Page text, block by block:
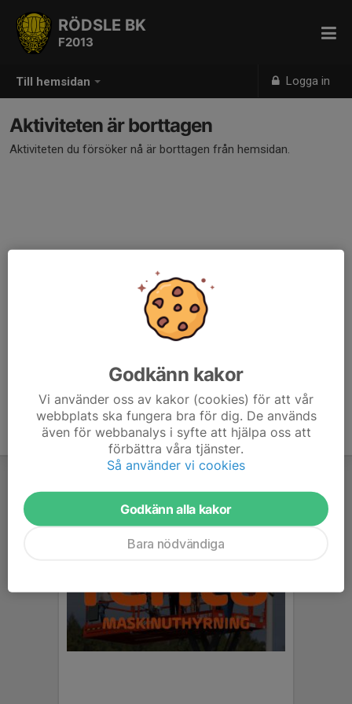
Till hemsidan Logga in
RÖDSLE BK
F2013
Aktiviteten är borttagen
Aktiviteten du försöker nå är borttagen från hemsidan.
Godkänn kakor
Vi använder oss av kakor (cookies) för att vår
webbplats ska fungera bra för dig. De används
även för webbanalys i syfte att hjälpa oss att
förbättra våra tjänster.
Så använder vi cookies
Godkänn alla kakor
Bara nödvändiga